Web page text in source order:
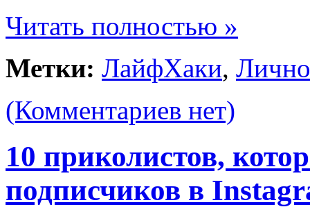
Читать полностью »
Метки: ЛайфХаки,
(Комментариев нет)
10 приколистов,
подписчиков в